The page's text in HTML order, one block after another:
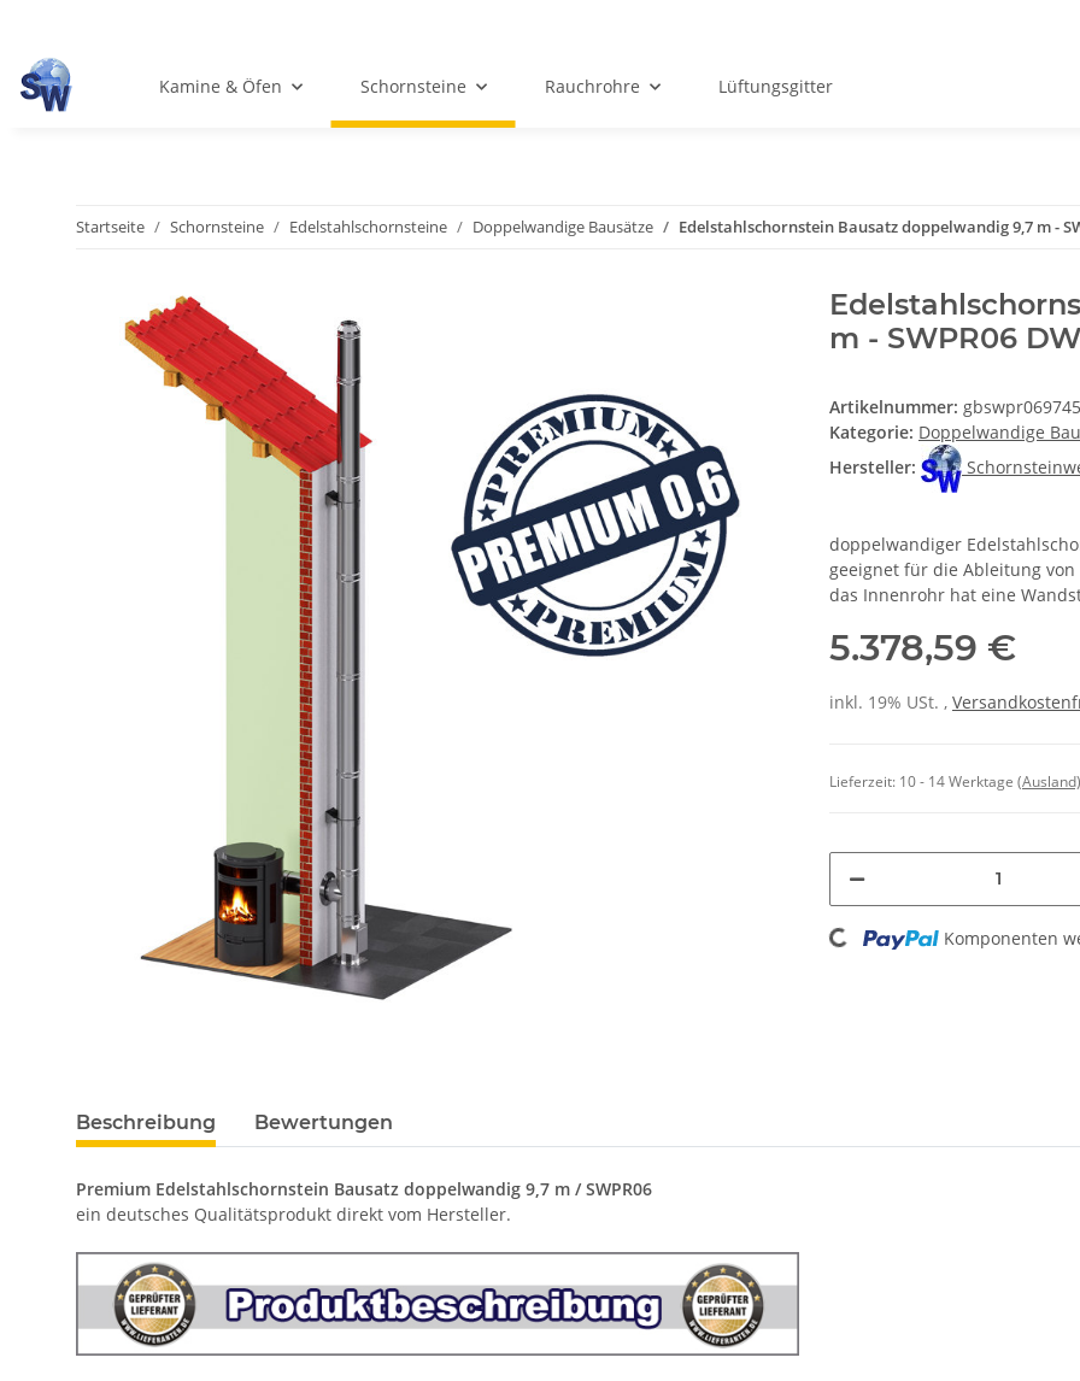
Kamine & Öfen Schornsteine Rauchrohre Lüftungsgitter
Startseite Schornsteine Edelstahlschornsteine Doppelwandige Bausätze Edelstahlschornstein Bausatz doppelwandig 9,7 m -
m - SWPR06
Artikelnummer:
Kategorie: Doppelwandige
Hersteller:
doppelwandiger
geeignet für die Ableitung von
das Innenrohr hat eine
5.378,59 €
inkl. 19% USt. ,
Lieferzeit: 10 - 14 Werktage (Ausland)
Loading... Komponenten
Beschreibung Bewertungen
Premium Edelstahlschornstein Bausatz doppelwandig 9,7 m / SWPR06
ein deutsches Qualitätsprodukt direkt vom Hersteller.